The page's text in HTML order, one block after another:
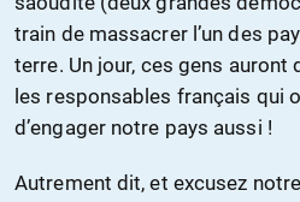
train de massacrer l’un des
terre. Un jour, ces gens auront
les responsables français qui
d’engager notre pays aussi !
Autrement dit, et excusez